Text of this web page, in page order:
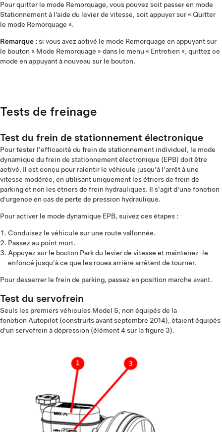
Pour quitter le mode Remorquage, vous pouvez soit passer en mode
Stationnement à l’aide du levier de vitesse, soit appuyer sur « Quitter
le mode Remorquage ».
Remarque : si vous avez activé le mode Remorquage en appuyant sur
le bouton « Mode Remorquage » dans le menu « Entretien », quittez ce
mode en appuyant à nouveau sur le bouton.
Tests de freinage
Test du frein de stationnement électronique
Pour tester l'efficacité du frein de stationnement individuel, le mode
dynamique du frein de stationnement électronique (EPB) doit être
activé. Il est conçu pour ralentir le véhicule jusqu'à l'arrêt à une
vitesse modérée, en utilisant uniquement les étriers de frein de
parking et non les étriers de frein hydrauliques. Il s'agit d'une fonction
d'urgence en cas de perte de pression hydraulique.
Pour activer le mode dynamique EPB, suivez ces étapes :
Conduisez le véhicule sur une route vallonnée.
Passez au point mort.
Appuyez sur le bouton Park du levier de vitesse et maintenez-le
enfoncé jusqu'à ce que les roues arrière arrêtent de tourner.
Pour desserrer le frein de parking, passez en position marche avant.
Test du servofrein
Seuls les premiers véhicules Model S, non équipés de la
fonction Autopilot (construits avant septembre 2014), étaient équipés
d'un servofrein à dépression (élément 4 sur la figure 3).